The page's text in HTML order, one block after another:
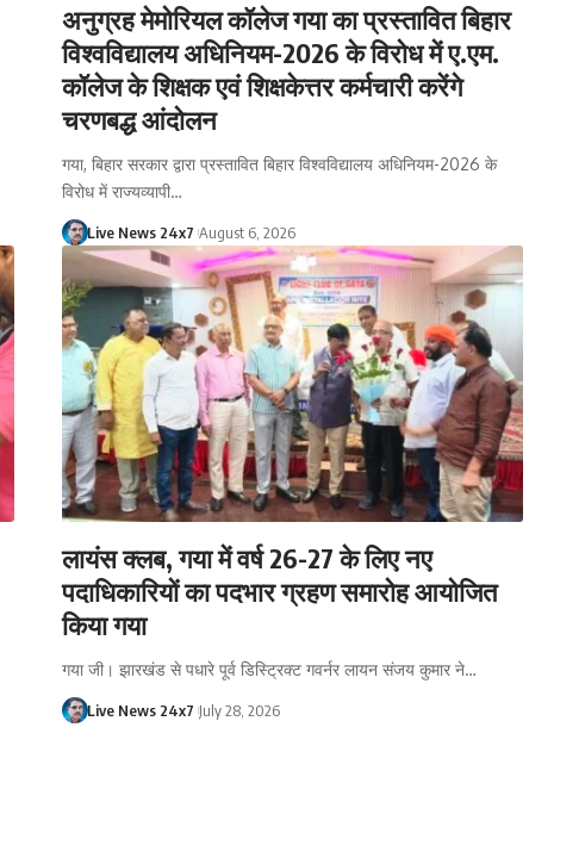
अनुग्रह मेमोरियल कॉलेज गया का प्रस्तावित बिहार
विश्वविद्यालय अधिनियम-2026 के विरोध में ए.एम.
कॉलेज के शिक्षक एवं शिक्षकेत्तर कर्मचारी करेंगे
चरणबद्ध आंदोलन
गया, बिहार सरकार द्वारा प्रस्तावित बिहार विश्वविद्यालय अधिनियम-2026 के
विरोध में राज्यव्यापी…
Live News 24x7 August 6, 2026
लायंस क्लब, गया में वर्ष 26-27 के लिए नए
पदाधिकारियों का पदभार ग्रहण समारोह आयोजित
किया गया
गया जी। झारखंड से पधारे पूर्व डिस्ट्रिक्ट गवर्नर लायन संजय कुमार ने…
Live News 24x7 July 28, 2026